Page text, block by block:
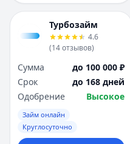
Турбозайм
4.6
(14отзывов)
Сумма
до 100 000 ₽
Срок
до 168 дней
Одобрение
Высокое
Займ онлайн
Круглосуточно